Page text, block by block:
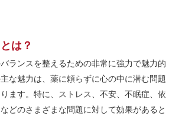
は？
ランスを整えるための非常に強力で魅力的
な魅力は、薬に頼らずに心の中に潜む問題
ます。特に、ストレス、不安、不眠症、依
どのさまざまな問題に対して効果があると